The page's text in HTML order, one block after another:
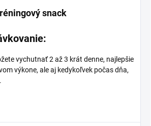
snack
vychutnať 2 až 3 krát denne, najlepšie
výkone, ale aj kedykoľvek počas dňa,